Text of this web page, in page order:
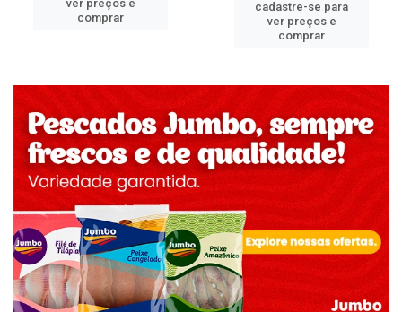
ver preços e
comprar
cadastre-se para
ver preços e
comprar